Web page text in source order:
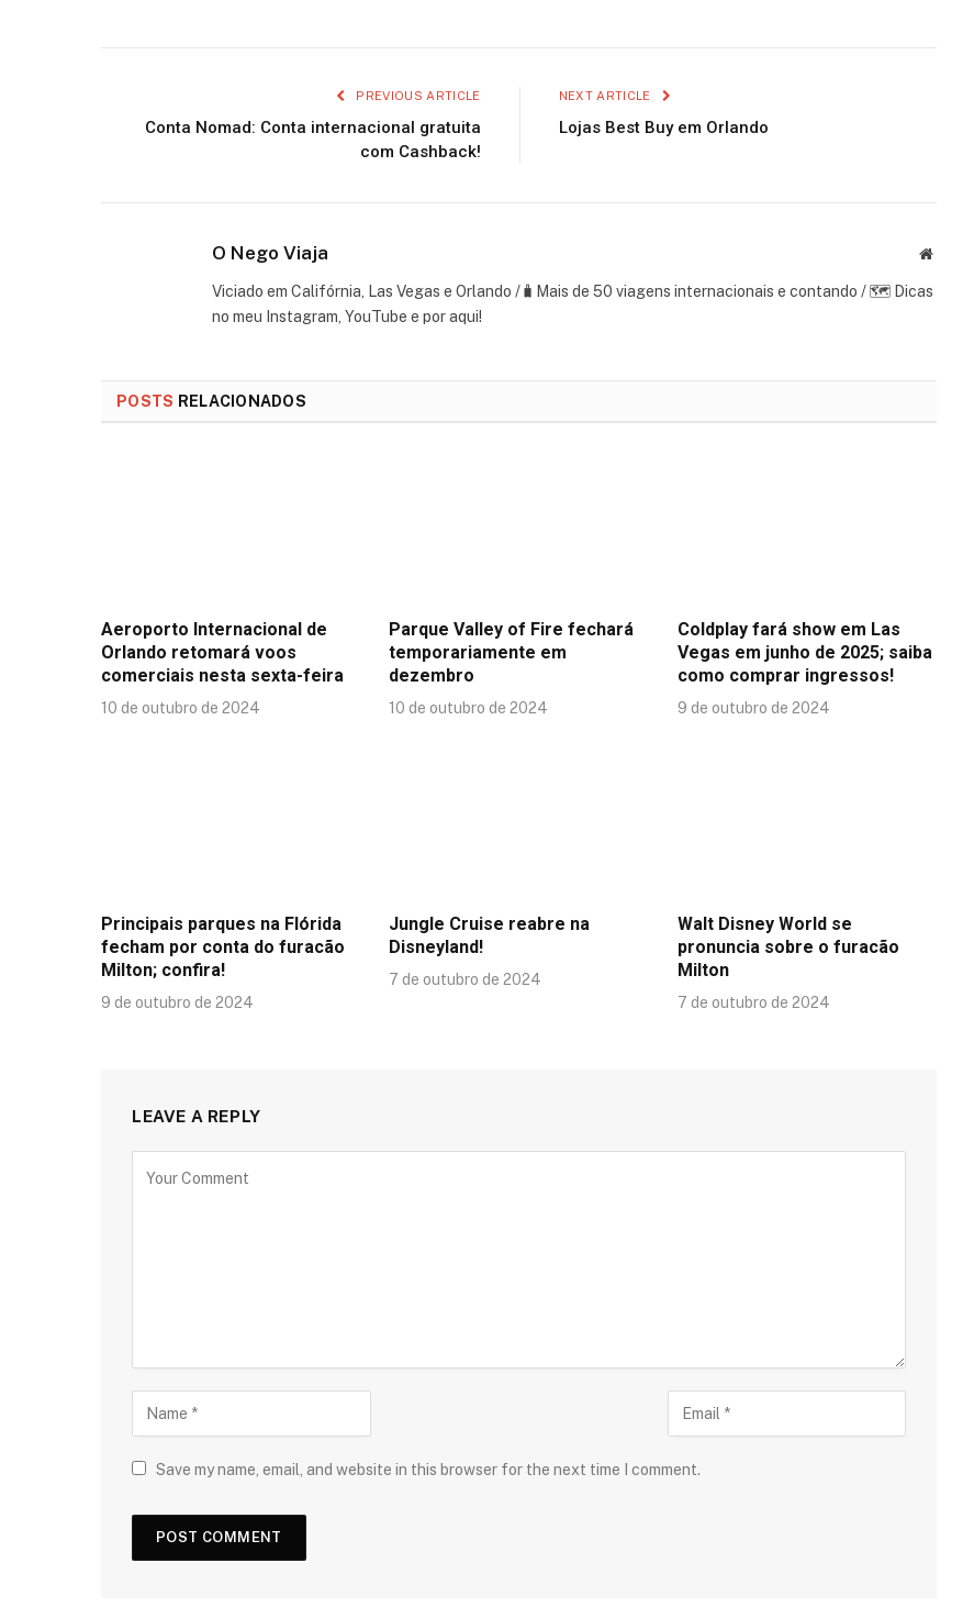
PREVIOUS ARTICLE
Conta Nomad: Conta internacional gratuita
com Cashback!
NEXT ARTICLE
Lojas Best Buy em Orlando
O Nego Viaja Website
Viciado em Califórnia, Las Vegas e Orlando /🧳Mais de 50 viagens internacionais e contando / 🗺 Dicas
no meu Instagram, YouTube e por aqui!
POSTS RELACIONADOS
Aeroporto Internacional de
Orlando retomará voos
comerciais nesta sexta-feira
10 de outubro de 2024
Parque Valley of Fire fechará
temporariamente em
dezembro
10 de outubro de 2024
Coldplay fará show em Las
Vegas em junho de 2025; saiba
como comprar ingressos!
9 de outubro de 2024
Principais parques na Flórida
fecham por conta do furacão
Milton; confira!
9 de outubro de 2024
Jungle Cruise reabre na
Disneyland!
7 de outubro de 2024
Walt Disney World se
pronuncia sobre o furacão
Milton
7 de outubro de 2024
LEAVE A REPLY
Save my name, email, and website in this browser for the next time I comment.